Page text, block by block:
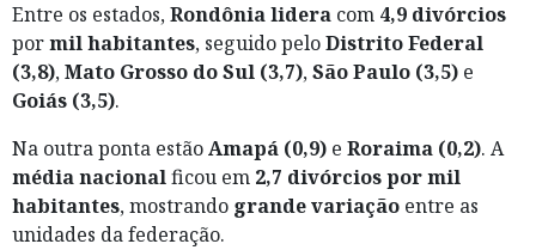
Entre os estados,Rondônialidera com 4,9 divórcios
pormil habitantes, seguido peloDistrito Federal
(3,8),Mato Grosso do Sul (3,7),São Paulo (3,5) e
Goiás (3,5).
Na outra ponta estãoAmapá (0,9) e Roraima (0,2). A
média nacionalficou em 2,7 divórcios por mil
habitantes, mostrando grande variação entre as
unidades da federação.